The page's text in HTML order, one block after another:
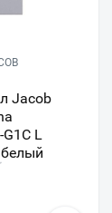
Jacob
G1C L